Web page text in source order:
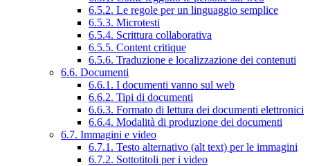
6.5.2. Le regole per un linguaggio semplice
6.5.3. Microtesti
6.5.4. Scrittura collaborativa
6.5.5. Content critique
6.5.6. Traduzione e localizzazione dei contenuti
6.6. Documenti
6.6.1. I documenti vanno sul web
6.6.2. Tipi di documenti
6.6.3. Formato di lettura dei documenti elettronici
6.6.4. Modalità di produzione dei documenti
6.7. Immagini e video
6.7.1. Testo alternativo (alt text) per le immagini
6.7.2. Sottotitoli per i video